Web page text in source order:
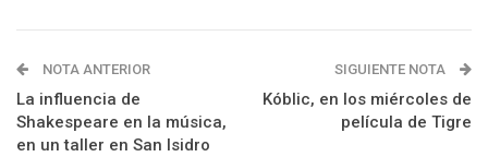
NOTA ANTERIOR
La influencia de
Shakespeare en la música,
en un taller en San Isidro
SIGUIENTE NOTA
Kóblic, en los miércoles de
película de Tigre